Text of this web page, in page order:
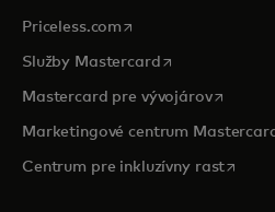
Priceless.com opens in a new tab
Služby Mastercardopens in a new
Mastercard pre vývojárovopens in
Marketingové centrum Mastercard
Centrum pre inkluzívny rastopens